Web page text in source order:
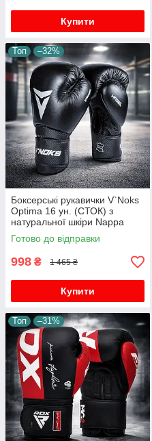
Купити
Топ –32%
Боксерські рукавички V`Noks
Optima 16 ун. (СТОК) з
натуральної шкіри Nappa
пінно-гелеве наповнення
VPGel вентиляція манжет
Готово до відправки
998 ₴ 1 465 ₴
Купити
Топ –31%